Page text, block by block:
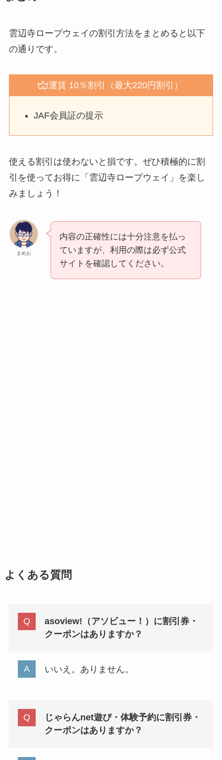
雲辺寺ロープウェイの割引方法をまとめると以下
の通りです。
運賃 10％割引（最大220円割引）
JAF会員証の提示
使える割引は使わないと損です。ぜひ積極的に割
引を使ってお得に「雲辺寺ロープウェイ」を楽し
みましょう！
まめお
内容の正確性には十分注意を払っ
ていますが、利用の際は必ず公式
サイトを確認してください。
よくある質問
asoview!（アソビュー！）に割引券・
クーポンはありますか？
いいえ。ありません。
じゃらんnet遊び・体験予約に割引券・
クーポンはありますか？